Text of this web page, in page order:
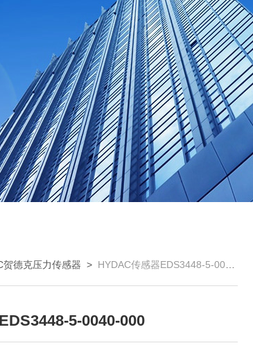
贺德克压力传感器 > HYDAC传感器EDS3448-5-0040-000
5-0040-000